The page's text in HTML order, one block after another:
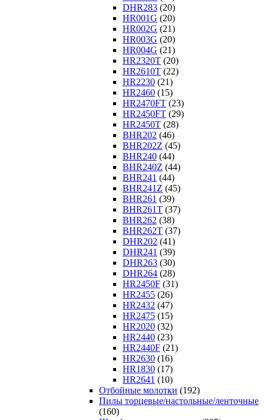
DHR283 (20)
HR001G (20)
HR002G (21)
HR003G (20)
HR004G (21)
HR2320T (20)
HR2610T (22)
HR2230 (21)
HR2460 (15)
HR2470FT (23)
HR2450FT (29)
HR2450T (28)
BHR202 (46)
BHR202Z (45)
BHR240 (44)
BHR240Z (44)
BHR241 (44)
BHR241Z (45)
BHR261 (39)
BHR261T (37)
BHR262 (38)
BHR262T (37)
DHR202 (41)
DHR241 (39)
DHR263 (30)
DHR264 (28)
HR2450F (31)
HR2455 (26)
HR2432 (47)
HR2475 (15)
HR2020 (32)
HR2440 (23)
HR2440F (21)
HR2630 (16)
HR1830 (17)
HR2641 (10)
Отбойные молотки (192)
Пилы торцевые/настольные/ленточные
(160)